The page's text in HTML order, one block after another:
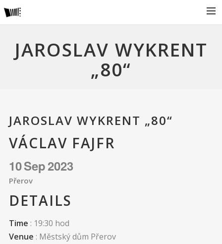
O NÁS
PRO POŘADATELE
NAŠI PARTNEŘI
JAROSLAV WYKRENT
„80“
JAROSLAV WYKRENT „80“
VÁCLAV FAJFR
10Sep2023
Přerov
DETAILS
Time : 19:30 hod
Venue : Městský dům Přerov